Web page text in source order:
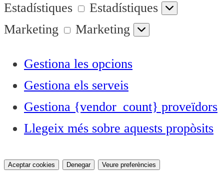
Estadístiques
Estadístiques
Marketing
Marketing
Gestiona les opcions
Gestiona els serveis
Gestiona {vendor_count} proveïdors
Llegeix més sobre aquests propòsits
Aceptar cookies Denegar Veure preferències